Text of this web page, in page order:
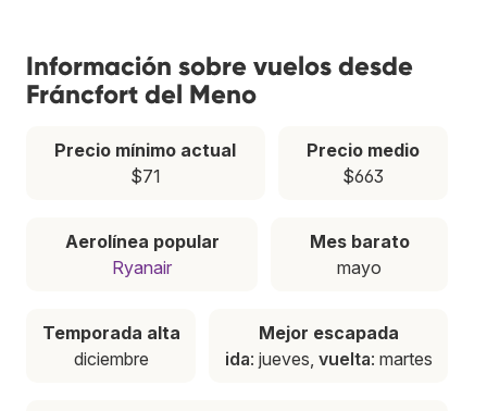
Información sobre vuelos desde
Fráncfort del Meno
Precio mínimo actual
$71
Precio medio
$663
Aerolínea popular
Ryanair
Mes barato
mayo
Temporada alta
diciembre
Mejor escapada
ida: jueves, vuelta: martes